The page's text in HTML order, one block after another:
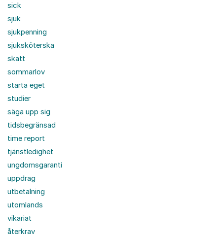
sick
sjuk
sjukpenning
sjuksköterska
skatt
sommarlov
starta eget
studier
säga upp sig
tidsbegränsad
time report
tjänstledighet
ungdomsgaranti
uppdrag
utbetalning
utomlands
vikariat
återkrav